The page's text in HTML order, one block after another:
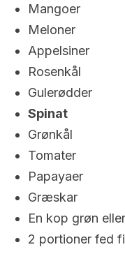
Mangoer
Meloner
Appelsiner
Rosenkål
Gulerødder
Spinat
Grønkål
Tomater
Papayaer
Græskar
En kop grøn
2 portioner fed